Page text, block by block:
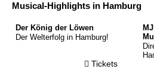
Musical-Highlights in Hamburg
Der König der Löwen
Der Welterfolg in Hamburg!
Tickets